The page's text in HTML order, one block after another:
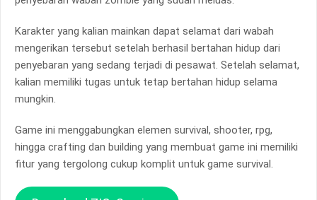
Karakter yang kalian mainkan dapat selamat dari wabah
mengerikan tersebut setelah berhasil bertahan hidup dari
penyebaran yang sedang terjadi di pesawat. Setelah selamat,
kalian memiliki tugas untuk tetap bertahan hidup selama
mungkin.
Game ini menggabungkan elemen survival, shooter, rpg,
hingga crafting dan building yang membuat game ini memiliki
fitur yang tergolong cukup komplit untuk game survival.